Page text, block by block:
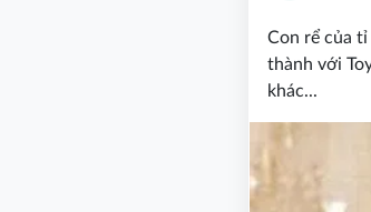
Con rể của
thành với
khác...